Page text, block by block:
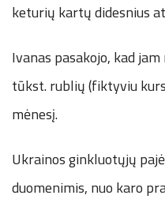
keturių kartų didesnius
Ivanas pasakojo, kad
tūkst. rublių (fiktyviu
mėnesį.
Ukrainos ginkluotųjų
duomenimis, nuo karo